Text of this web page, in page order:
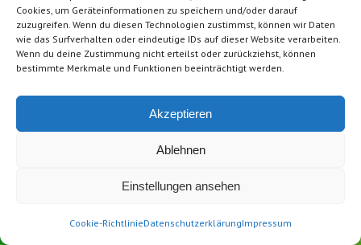
Cookies, um Geräteinformationen zu speichern und/oder darauf
zuzugreifen. Wenn du diesen Technologien zustimmst, können wir Daten
wie das Surfverhalten oder eindeutige IDs auf dieser Website verarbeiten.
Wenn du deine Zustimmung nicht erteilst oder zurückziehst, können
bestimmte Merkmale und Funktionen beeinträchtigt werden.
Akzeptieren
Ablehnen
Einstellungen ansehen
Cookie-RichtlinieDatenschutzerklärungImpressum
eigenen Karneval? Wie interkulturell ist unsere Stadt
überhaupt und wer macht was mit wem? Zusammen
mit Salam Kitchen, Slam Base, Track Münster und dem
CSD fand eine lebhafte Debatte statt, bei der viele
wurden. Ein Ergebnis des Talks ist ein eigens
entstandener Image-Film über unsere Arbeit.